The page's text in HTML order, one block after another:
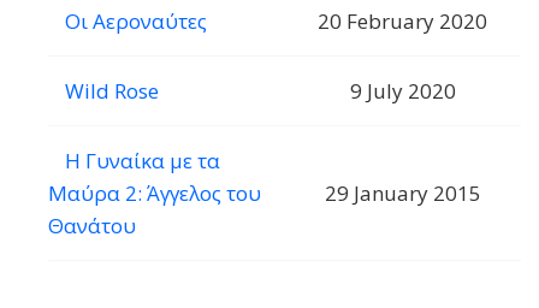
Οι Αεροναύτες 20 February 2020
Wild Rose 9 July 2020
Η Γυναίκα με τα
Μαύρα 2: Άγγελος του
Θανάτου
29 January 2015